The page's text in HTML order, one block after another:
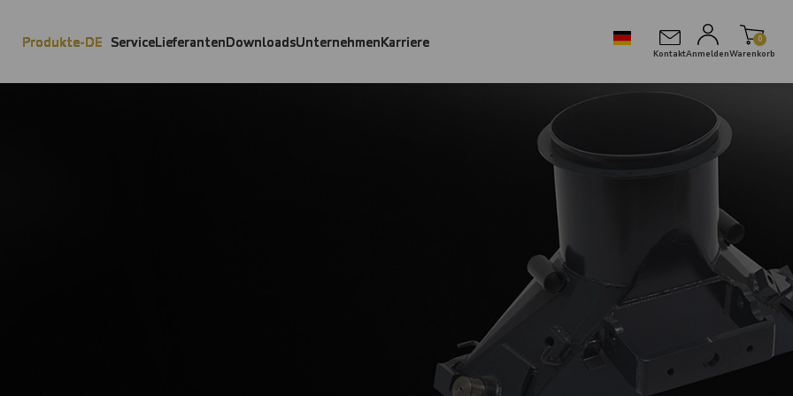
Produkte-DE ServiceLieferantenDownloadsUnternehmenKarriere
KontaktAnmelden
0
Warenkorb